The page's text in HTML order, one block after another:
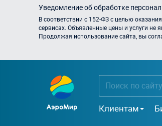
Уведомление об обработке
В соответствии с 152-ФЗ с целью
сервисах. Объявленные цены и услуги не
Продолжая использование сайта, вы
Клиентам